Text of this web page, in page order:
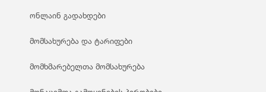
ონლაინ გადახდები
მომსახურება და ტარიფები
მომხმარებელთა მომსახურება